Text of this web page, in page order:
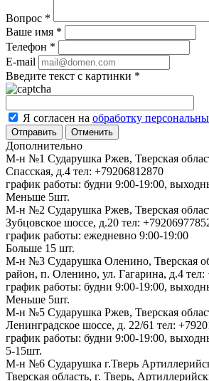
Вопрос *
Ваше имя *
Телефон *
E-mail
Введите текст с картинки *
Я согласен на обработку
Отменить
Дополнительно
М-н №1 Сударушка Ржев, Тверская
Спасская, д.4 тел: +79206812870
график работы: будни 9:00-19:00,
Меньше 5шт.
М-н №2 Cударушка Ржев, Тверская
Зубцовское шоссе, д.20 тел:
график работы: ежедневно 9:00-19:00
Больше 15 шт.
М-н №3 Сударушка Оленино, Тверская
район, п. Оленино, ул. Гагарина, д.4 тел:
график работы: будни 9:00-19:00,
Меньше 5шт.
М-н №5 Сударушка Ржев, Тверская
Ленинградское шоссе, д. 22/61 тел:
график работы: будни 9:00-19:00,
5-15шт.
М-н №6 Сударушка г.Тверь
Тверская область, г. Тверь,